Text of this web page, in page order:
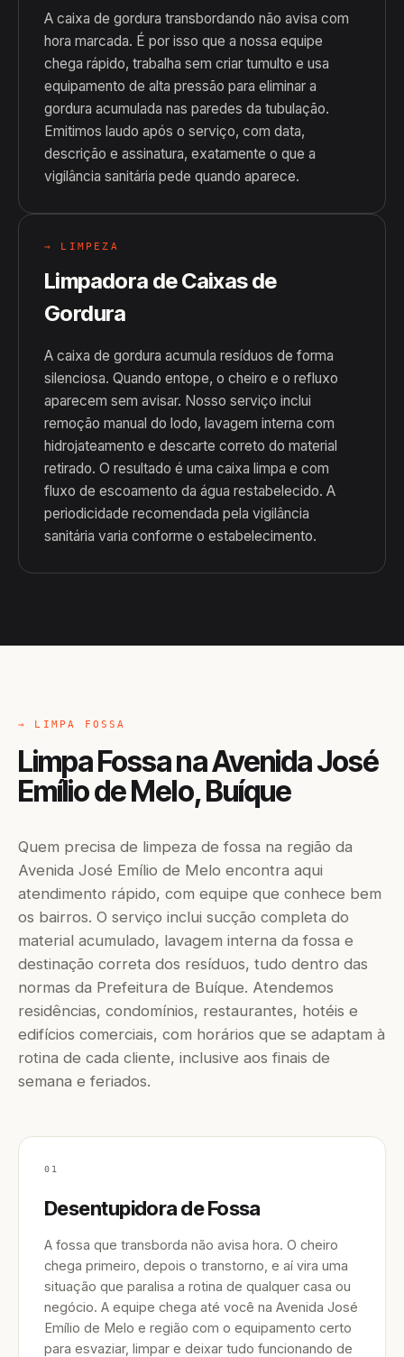
A caixa de gordura transbordando não avisa com
hora marcada. É por isso que a nossa equipe
chega rápido, trabalha sem criar tumulto e usa
equipamento de alta pressão para eliminar a
gordura acumulada nas paredes da tubulação.
Emitimos laudo após o serviço, com data,
descrição e assinatura, exatamente o que a
vigilância sanitária pede quando aparece.
→ LIMPEZA
Limpadora de Caixas de
Gordura
A caixa de gordura acumula resíduos de forma
silenciosa. Quando entope, o cheiro e o refluxo
aparecem sem avisar. Nosso serviço inclui
remoção manual do lodo, lavagem interna com
hidrojateamento e descarte correto do material
retirado. O resultado é uma caixa limpa e com
fluxo de escoamento da água restabelecido. A
periodicidade recomendada pela vigilância
sanitária varia conforme o estabelecimento.
→ LIMPA FOSSA
Limpa Fossa na Avenida José
Emílio de Melo, Buíque
Quem precisa de limpeza de fossa na região da
Avenida José Emílio de Melo encontra aqui
atendimento rápido, com equipe que conhece bem
os bairros. O serviço inclui sucção completa do
material acumulado, lavagem interna da fossa e
destinação correta dos resíduos, tudo dentro das
normas da Prefeitura de Buíque. Atendemos
residências, condomínios, restaurantes, hotéis e
edifícios comerciais, com horários que se adaptam à
rotina de cada cliente, inclusive aos finais de
semana e feriados.
01
Desentupidora de Fossa
A fossa que transborda não avisa hora. O cheiro
chega primeiro, depois o transtorno, e aí vira uma
situação que paralisa a rotina de qualquer casa ou
negócio. A equipe chega até você na Avenida José
Emílio de Melo e região com o equipamento certo
para esvaziar, limpar e deixar tudo funcionando de